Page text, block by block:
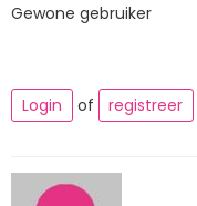
Gewone gebruiker
Login
of registreer